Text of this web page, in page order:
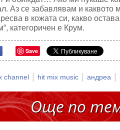
Аз се забавлявам и каквото
в кожата си, какво
категоричен е Крум.
Save
channel | hit mix music | андреа |
Още по